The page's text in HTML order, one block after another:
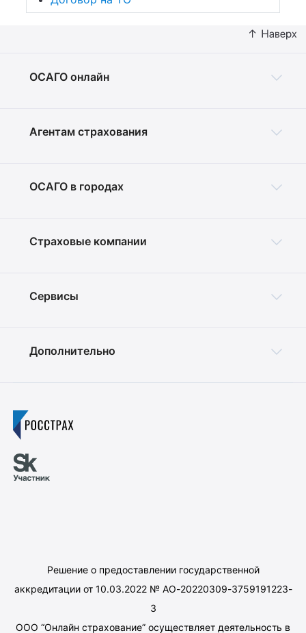
ОСАГО онлайн
Агентам страхования
ОСАГО в городах
Страховые компании
Сервисы
Дополнительно
Решение о предоставлении государственной
аккредитации от 10.03.2022 № АО-20220309-3759191223-
3
ООО “Онлайн страхование” осуществляет деятельность в